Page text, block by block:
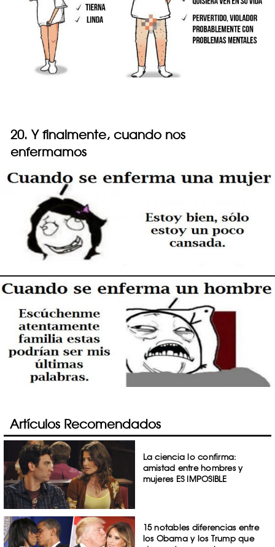
20. Y finalmente, cuando nos
enfermamos
Artículos Recomendados
La ciencia lo confirma:
amistad entre hombres y
mujeres ES IMPOSIBLE
15 notables diferencias entre
los Obama y los Trump que